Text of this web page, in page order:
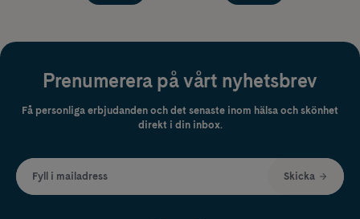
Prenumerera på vårt nyhetsbrev
Få personliga erbjudanden och det senaste inom hälsa och skönhet
direkt i din inbox.
Fyll i mailadress Skicka